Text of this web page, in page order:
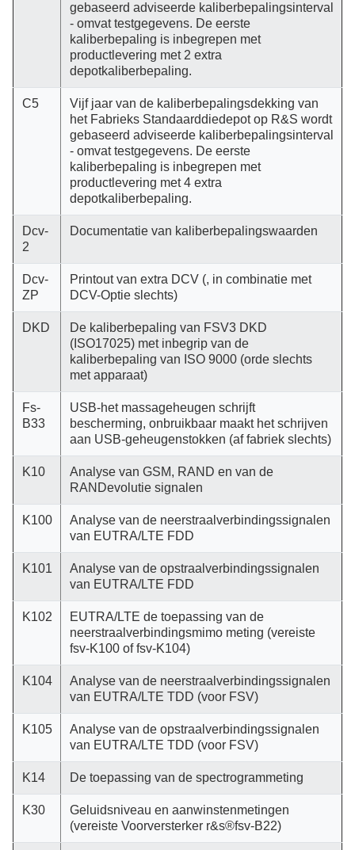
gebaseerd adviseerde kaliberbepalingsinterval
- omvat testgegevens. De eerste
kaliberbepaling is inbegrepen met
productlevering met 2 extra
depotkaliberbepaling.
C5
Vijf jaar van de kaliberbepalingsdekking van
het Fabrieks Standaarddiedepot op R&S wordt
gebaseerd adviseerde kaliberbepalingsinterval
- omvat testgegevens. De eerste
kaliberbepaling is inbegrepen met
productlevering met 4 extra
depotkaliberbepaling.
Dcv-
2
Documentatie van kaliberbepalingswaarden
Dcv-
ZP
Printout van extra DCV (, in combinatie met
DCV-Optie slechts)
DKD
De kaliberbepaling van FSV3 DKD
(ISO17025) met inbegrip van de
kaliberbepaling van ISO 9000 (orde slechts
met apparaat)
Fs-
B33
USB-het massageheugen schrijft
bescherming, onbruikbaar maakt het schrijven
aan USB-geheugenstokken (af fabriek slechts)
K10
Analyse van GSM, RAND en van de
RANDevolutie signalen
K100
Analyse van de neerstraalverbindingssignalen
van EUTRA/LTE FDD
K101
Analyse van de opstraalverbindingssignalen
van EUTRA/LTE FDD
K102
EUTRA/LTE de toepassing van de
neerstraalverbindingsmimo meting (vereiste
fsv-K100 of fsv-K104)
K104
Analyse van de neerstraalverbindingssignalen
van EUTRA/LTE TDD (voor FSV)
K105
Analyse van de opstraalverbindingssignalen
van EUTRA/LTE TDD (voor FSV)
K14 De toepassing van de spectrogrammeting
K30
Geluidsniveau en aanwinstenmetingen
(vereiste Voorversterker r&s®fsv-B22)